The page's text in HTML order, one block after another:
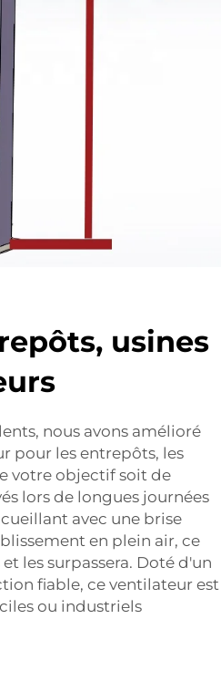
usines
nous avons amélioré
pour les entrepôts, les
votre objectif soit de
lors de longues journées
avec une brise
en plein air, ce
les surpassera. Doté d'un
fiable, ce ventilateur est
ou industriels